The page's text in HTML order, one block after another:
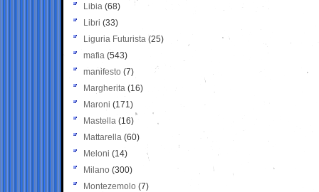
Libia (68)
Libri (33)
Liguria Futurista (25)
mafia (543)
manifesto (7)
Margherita (16)
Maroni (171)
Mastella (16)
Mattarella (60)
Meloni (14)
Milano (300)
Montezemolo (7)